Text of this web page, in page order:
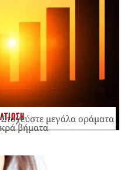
μεγάλα οράματα
βήματα